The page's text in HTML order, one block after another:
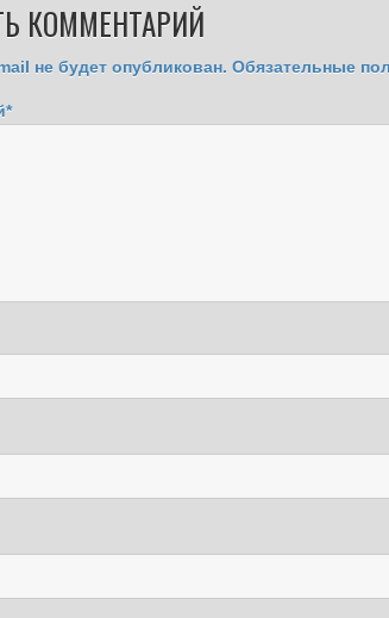
КОММЕНТАРИЙ
не будет опубликован. Обязательные
*